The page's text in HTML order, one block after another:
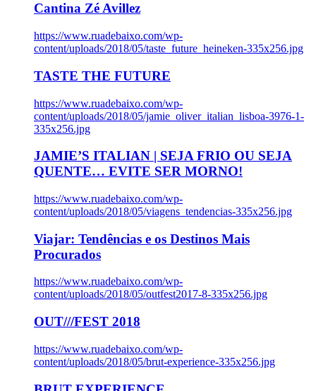
Cantina Zé Avillez
https://www.ruadebaixo.com/wp-
content/uploads/2018/05/taste_future_heineken-335x256.jpg
TASTE THE FUTURE
https://www.ruadebaixo.com/wp-
content/uploads/2018/05/jamie_oliver_italian_lisboa-3976-1-
335x256.jpg
JAMIE’S ITALIAN | SEJA FRIO OU SEJA
QUENTE… EVITE SER MORNO!
https://www.ruadebaixo.com/wp-
content/uploads/2018/05/viagens_tendencias-335x256.jpg
Viajar: Tendências e os Destinos Mais
Procurados
https://www.ruadebaixo.com/wp-
content/uploads/2018/05/outfest2017-8-335x256.jpg
OUT///FEST 2018
https://www.ruadebaixo.com/wp-
content/uploads/2018/05/brut-experience-335x256.jpg